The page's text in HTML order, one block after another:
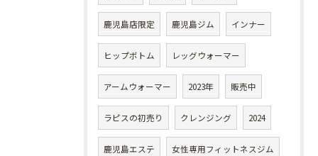
鹿児島店限定 鹿児島ジム インナー
ヒップボトム レッグウォーマー
アームウォーマー 2023年 販売中
ラピスの初売り クレンジング 2024
鹿児島エステ 女性専用フィットネスジム